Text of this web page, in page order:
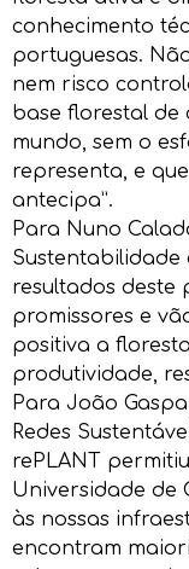
conhecimento
portuguesas.
nem risco
base florestal
mundo, sem o
representa, e
antecipa”.
Para Nuno
Sustentabilidade
resultados deste
promissores e
positiva a
produtividade,
Para João
Redes
rePLANT
Universidade de
às nossas
encontram